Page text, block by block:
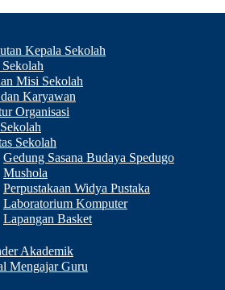
Kepala Sekolah
Misi Sekolah
Karyawan
Organisasi
Sekolah
Gedung Sasana Budaya Spedugo
Mushola
Perpustakaan Widya Pustaka
Laboratorium Komputer
Lapangan Basket
Akademik
Mengajar Guru